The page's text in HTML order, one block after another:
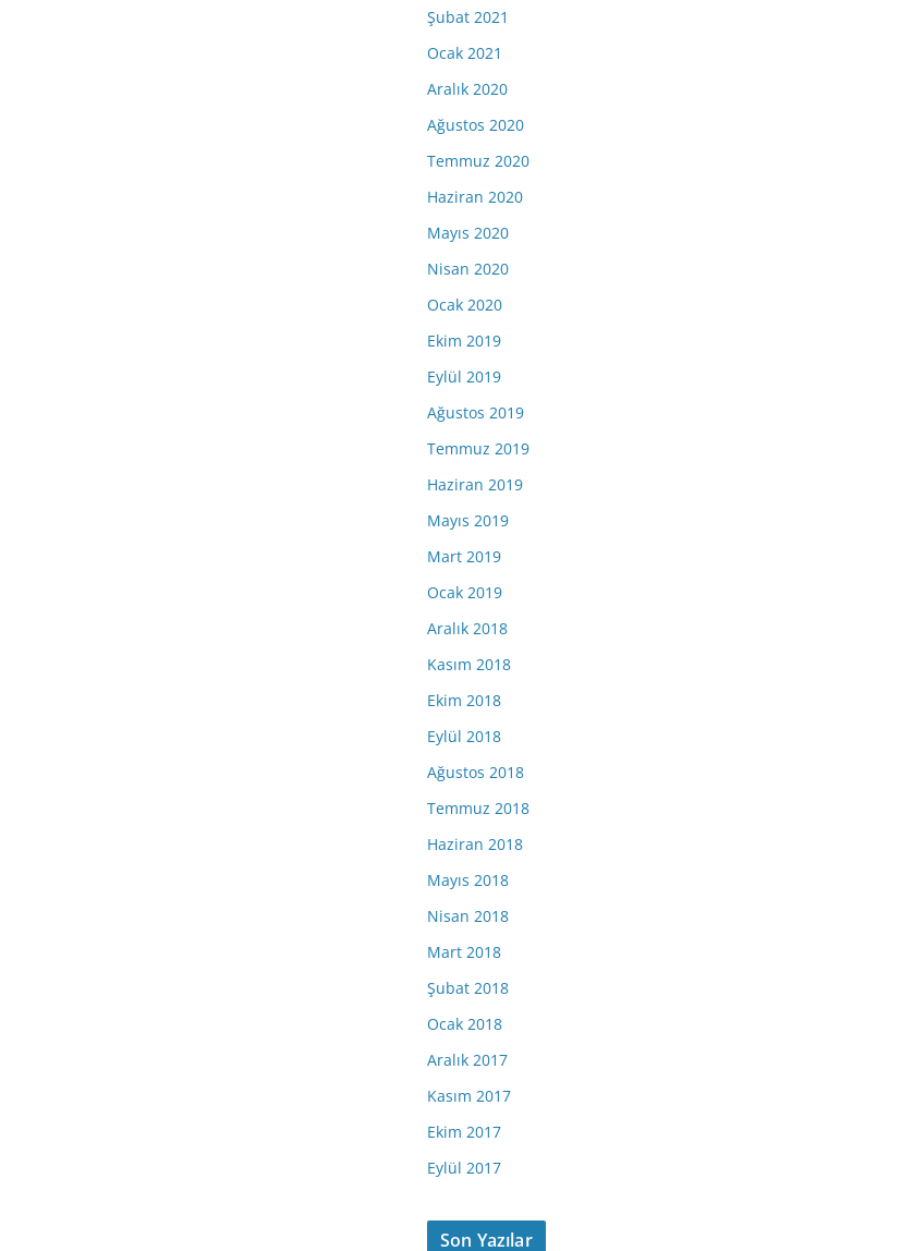
Şubat 2021
Ocak 2021
Aralık 2020
Ağustos 2020
Temmuz 2020
Haziran 2020
Mayıs 2020
Nisan 2020
Ocak 2020
Ekim 2019
Eylül 2019
Ağustos 2019
Temmuz 2019
Haziran 2019
Mayıs 2019
Mart 2019
Ocak 2019
Aralık 2018
Kasım 2018
Ekim 2018
Eylül 2018
Ağustos 2018
Temmuz 2018
Haziran 2018
Mayıs 2018
Nisan 2018
Mart 2018
Şubat 2018
Ocak 2018
Aralık 2017
Kasım 2017
Ekim 2017
Eylül 2017
Son Yazılar